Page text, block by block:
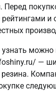
Перед
рейтингами
можно
—